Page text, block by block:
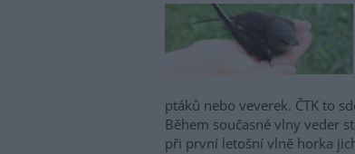
ptáků nebo veverek. ČTK to
Během současné vlny veder
při první letošní vlně horka